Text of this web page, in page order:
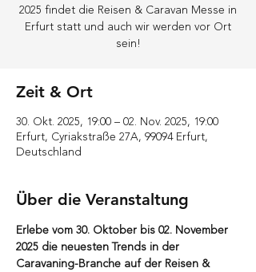
2025 findet die Reisen & Caravan Messe in
Erfurt statt und auch wir werden vor Ort
sein!
Zeit & Ort
30. Okt. 2025, 19:00 – 02. Nov. 2025, 19:00
Erfurt, Cyriakstraße 27A, 99094 Erfurt,
Deutschland
Über die Veranstaltung
Erlebe vom 30. Oktober bis 02. November
2025 die neuesten Trends in der
Caravaning-Branche auf der Reisen &